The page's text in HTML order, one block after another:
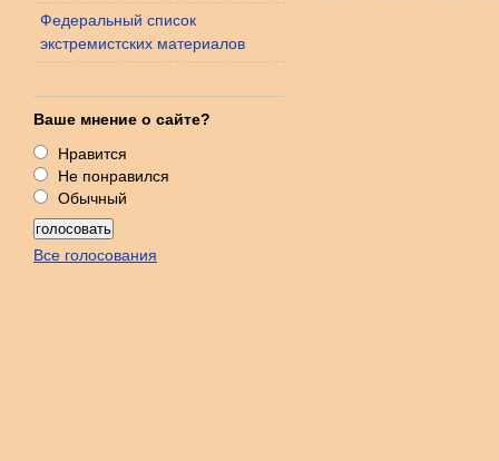
Федеральный список
экстремистских материалов
Ваше мнение о сайте?
Нравится
Не понравился
Обычный
Все голосования